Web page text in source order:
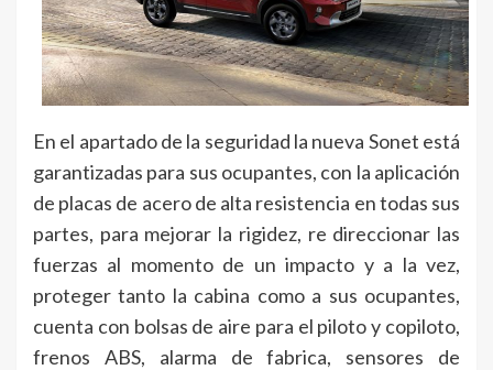
En el apartado de la seguridad la nueva Sonet está
garantizadas para sus ocupantes, con la aplicación
de placas de acero de alta resistencia en todas sus
partes, para mejorar la rigidez, re direccionar las
fuerzas al momento de un impacto y a la vez,
proteger tanto la cabina como a sus ocupantes,
cuenta con bolsas de aire para el piloto y copiloto,
frenos ABS, alarma de fabrica, sensores de